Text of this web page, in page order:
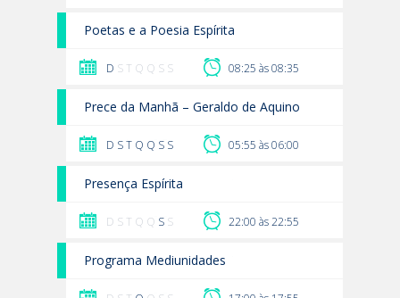
Poetas e a Poesia Espírita
D S T Q Q S S 08:25 às 08:35
Prece da Manhã – Geraldo de Aquino
D ST Q Q S S 05:55 às 06:00
Presença Espírita
D S T Q Q S S 22:00 às 22:55
Programa Mediunidades